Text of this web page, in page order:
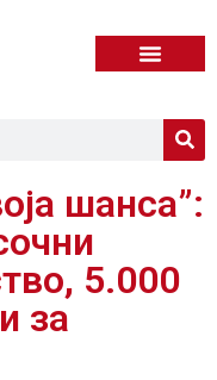
шанса”:
5.000
за